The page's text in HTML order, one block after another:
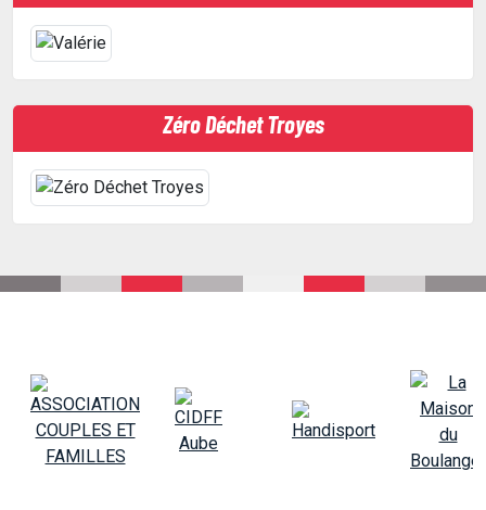
Zéro Déchet Troyes